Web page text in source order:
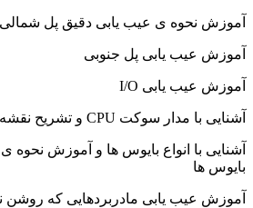
آموزش نحوه ی عیب یابی دقیق پل شمالی
آموزش عیب یابی پل جنوبی
آموزش عیب یابی I/O
آشنایی با مدار سوکت CPU و تشریح نقشه سوکت
آشنایی با انواع بایوس ها و آموزش نحوه
بایوس ها
آموزش عیب یابی مادربردهایی که روشن